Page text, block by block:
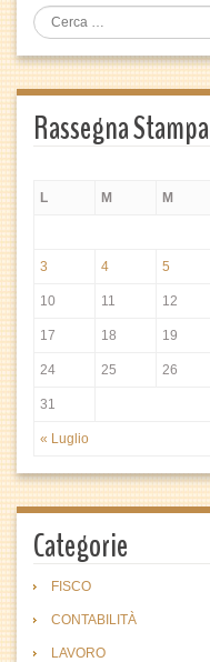
Rassegna Stampa
L
M M
« Luglio
3 4 5
10 11 12
17 18 19
24 25 26
31
Categorie
FISCO
CONTABILITÀ
LAVORO